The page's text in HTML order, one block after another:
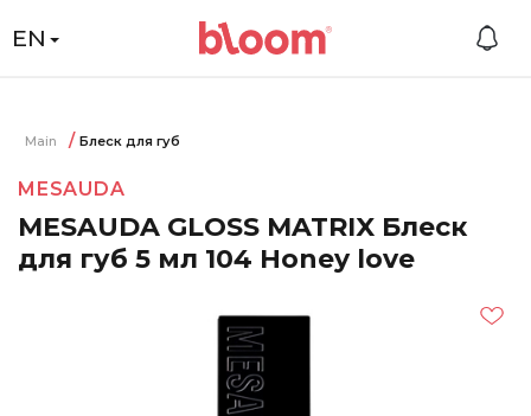
EN
Main Блеск для губ
MESAUDA
MESAUDA GLOSS MATRIX Блеск
для губ 5 мл 104 Honey love